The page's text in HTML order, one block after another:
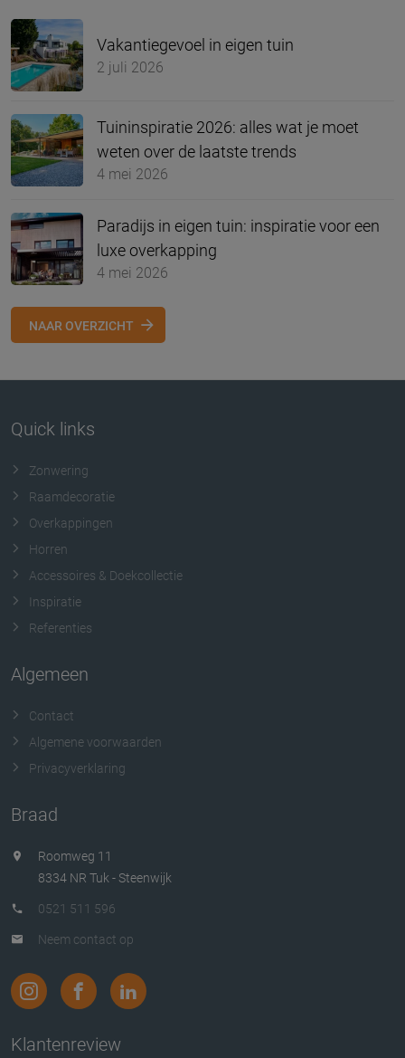
Vakantiegevoel in eigen tuin
2 juli 2026
Tuininspiratie 2026: alles wat je moet
weten over de laatste trends
4 mei 2026
Paradijs in eigen tuin: inspiratie voor een
luxe overkapping
4 mei 2026
NAAR OVERZICHT
Quick links
Zonwering
Raamdecoratie
Overkappingen
Horren
Accessoires & Doekcollectie
Inspiratie
Referenties
Algemeen
Contact
Algemene voorwaarden
Privacyverklaring
Braad
Roomweg 11
8334 NR Tuk - Steenwijk
0521 511 596
Neem contact op
Klantenreview